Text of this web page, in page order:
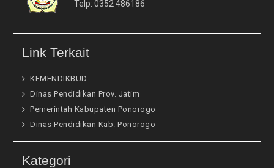
Telp: 0352 486186
Link Terkait
KEMENDIKBUD
Dinas Pendidikan Prov. Jatim
Pemerintah Kabupaten Ponorogo
Dinas Pendidikan Kab. Ponorogo
Kategori